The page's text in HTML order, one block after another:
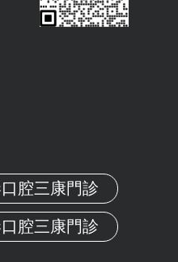
腔三康門診
腔三康門診